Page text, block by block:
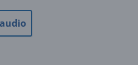
audio